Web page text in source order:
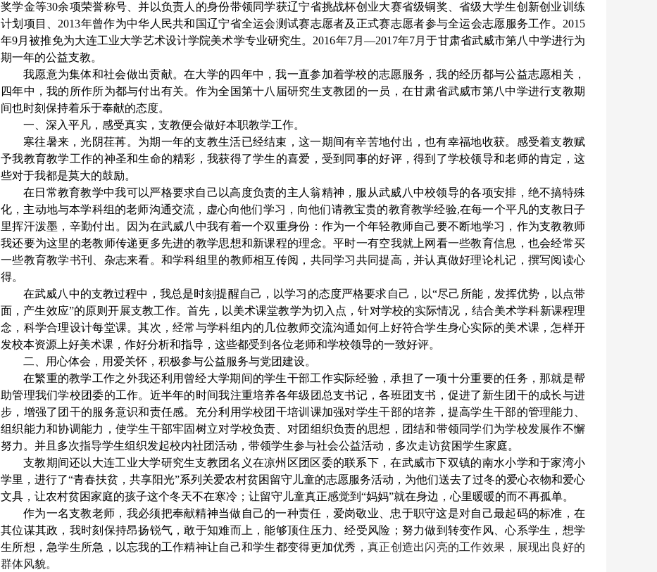
奖学金等30余项荣誉称号、并以负责人的身份带领同学获辽宁省挑战杯创业大赛省级铜奖、省级大学生创新创业训练
计划项目、2013年曾作为中华人民共和国辽宁省全运会测试赛志愿者及正式赛志愿者参与全运会志愿服务工作。2015
年9月被推免为大连工业大学艺术设计学院美术学专业研究生。2016年7月—2017年7月于甘肃省武威市第八中学进行为
期一年的公益支教。
我愿意为集体和社会做出贡献。在大学的四年中，我一直参加着学校的志愿服务，我的经历都与公益志愿相关，
四年中，我的所作所为都与付出有关。作为全国第十八届研究生支教团的一员，在甘肃省武威市第八中学进行支教期
间也时刻保持着乐于奉献的态度。
一、深入平凡，感受真实，支教便会做好本职教学工作。
寒往暑来，光阴荏苒。为期一年的支教生活已经结束，这一期间有辛苦地付出，也有幸福地收获。感受着支教赋
予我教育教学工作的神圣和生命的精彩，我获得了学生的喜爱，受到同事的好评，得到了学校领导和老师的肯定，这
些对于我都是莫大的鼓励。
在日常教育教学中我可以严格要求自己以高度负责的主人翁精神，服从武威八中校领导的各项安排，绝不搞特殊
化，主动地与本学科组的老师沟通交流，虚心向他们学习，向他们请教宝贵的教育教学经验,在每一个平凡的支教日子
里挥汗泼墨，辛勤付出。因为在武威八中我有着一个双重身份：作为一个年轻教师自己要不断地学习，作为支教教师
我还要为这里的老教师传递更多先进的教学思想和新课程的理念。平时一有空我就上网看一些教育信息，也会经常买
一些教育教学书刊、杂志来看。和学科组里的教师相互传阅，共同学习共同提高，并认真做好理论札记，撰写阅读心
得。
在武威八中的支教过程中，我总是时刻提醒自己，以学习的态度严格要求自己，以“尽己所能，发挥优势，以点带
面，产生效应”的原则开展支教工作。首先，以美术课堂教学为切入点，针对学校的实际情况，结合美术学科新课程理
念，科学合理设计每堂课。其次，经常与学科组内的几位教师交流沟通如何上好符合学生身心实际的美术课，怎样开
发校本资源上好美术课，作好分析和指导，这些都受到各位老师和学校领导的一致好评。
二、用心体会，用爱关怀，积极参与公益服务与党团建设。
在繁重的教学工作之外我还利用曾经大学期间的学生干部工作实际经验，承担了一项十分重要的任务，那就是帮
助管理我们学校团委的工作。近半年的时间我注重培养各年级团总支书记，各班团支书，促进了新生团干的成长与进
步，增强了团干的服务意识和责任感。充分利用学校团干培训课加强对学生干部的培养，提高学生干部的管理能力、
组织能力和协调能力，使学生干部牢固树立对学校负责、对团组织负责的思想，团结和带领同学们为学校发展作不懈
努力。并且多次指导学生组织发起校内社团活动，带领学生参与社会公益活动，多次走访贫困学生家庭。
支教期间还以大连工业大学研究生支教团名义在凉州区团区委的联系下，在武威市下双镇的南水小学和于家湾小
学里，进行了“青春扶贫，共享阳光”系列关爱农村贫困留守儿童的志愿服务活动，为他们送去了过冬的爱心衣物和爱心
文具，让农村贫困家庭的孩子这个冬天不在寒冷；让留守儿童真正感觉到“妈妈”就在身边，心里暖暖的而不再孤单。
作为一名支教老师，我必须把奉献精神当做自己的一种责任，爱岗敬业、忠于职守这是对自己最起码的标准，在
其位谋其政，我时刻保持昂扬锐气，敢于知难而上，能够顶住压力、经受风险；努力做到转变作风、心系学生，想学
生所想，急学生所急，以忘我的工作精神让自己和学生都变得更加优秀 ，真正创造出闪亮的工作效果，展现出良好的
群体风貌。